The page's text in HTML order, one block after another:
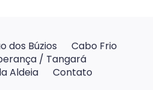
dos Búzios
Cabo Frio
/ Tangará
Aldeia
Contato